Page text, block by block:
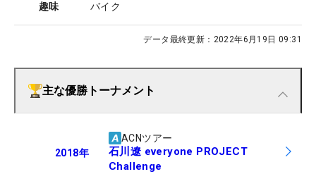
趣味 バイク
データ最終更新： 2022年6月19日 09:31
主な優勝トーナメント
2018年
ACNツアー
石川遼 everyone PROJECT
Challenge